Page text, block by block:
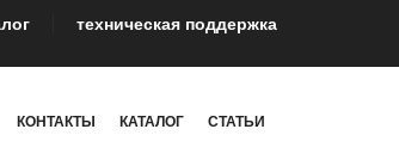
техническая поддержка
КОНТАКТЫ КАТАЛОГ СТАТЬИ